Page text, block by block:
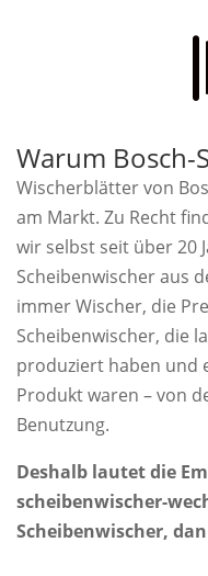
Warum Bosch-
Wischerblätter von
am Markt. Zu Recht
wir selbst seit über 20
Scheibenwischer aus
immer Wischer, die
Scheibenwischer, die
produziert haben und
Produkt waren – von
Benutzung.
Deshalb lautet die
scheibenwischer-
Scheibenwischer,